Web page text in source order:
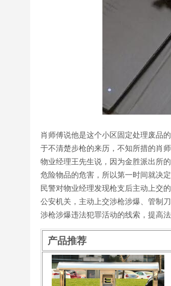
肖师傅说他是这个小区固定处理废品
于不清楚步枪的来历，不知所措的肖
物业经理王先生说，因为金胜派出所
危险物品的危害，所以第一时间就决定
民警对物业经理发现枪支后主动上交
公安机关，主动上交涉枪涉爆、管制
涉枪涉爆违法犯罪活动的线索，提高
产品推荐